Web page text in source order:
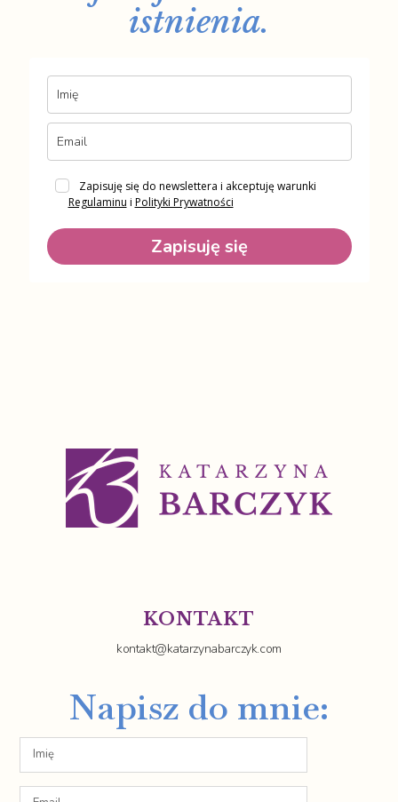
istnienia.
Zapisuję się do newslettera i akceptuję warunki
Regulaminu i Polityki Prywatności
Zapisuję się
KONTAKT
kontakt@katarzynabarczyk.com
Napisz do mnie: